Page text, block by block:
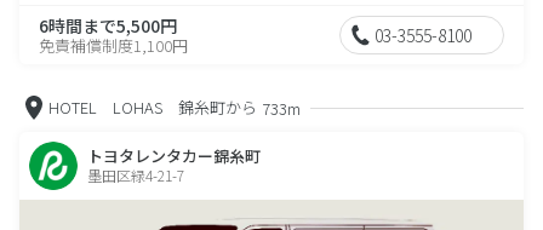
6時間まで5,500円
免責補償制度1,100円 03-3555-8100
HOTEL LOHAS 錦糸町から 733m
トヨタレンタカー錦糸町
墨田区緑4-21-7